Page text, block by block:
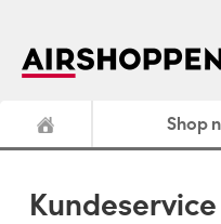
Shop
Kundeservice